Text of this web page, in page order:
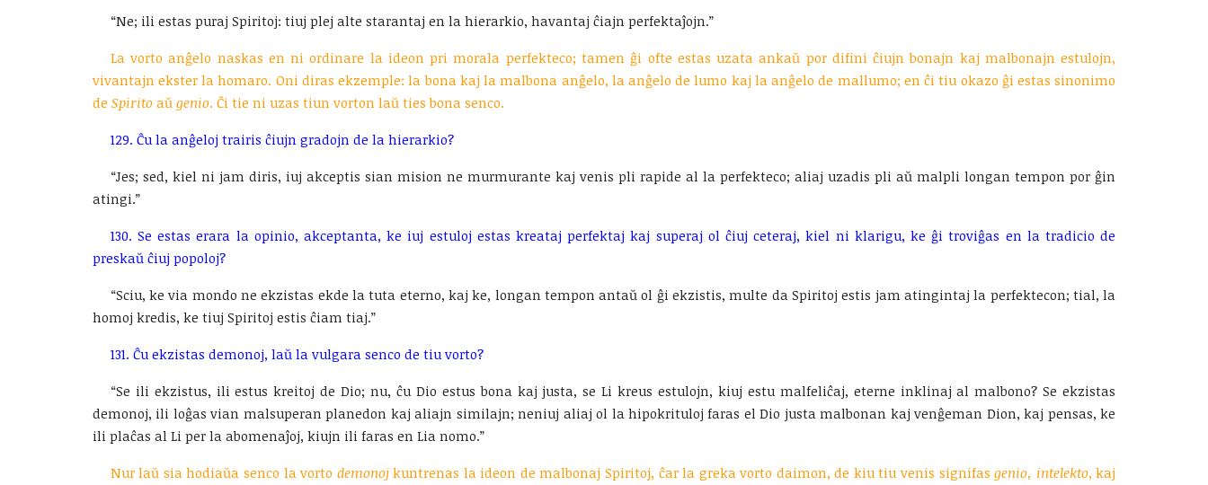
“Ne; ili estas puraj Spiritoj: tiuj plej alte starantaj en la hierarkio, havantaj ĉiajn perfektaĵojn.”
La vortoanĝelo naskas en ni ordinare la ideon pri morala perfekteco; tamen ĝi ofte estas uzata ankaŭ por difini ĉiujn bonajn kaj malbonajn estulojn,
vivantajn ekster la homaro. Oni diras ekzemple: la bona kaj la malbona anĝelo, la anĝelo de lumo kaj la anĝelo de mallumo; en ĉi tiu okazo ĝi estas sinonimo
de Spiritoaŭ genio. Ĉi tie ni uzas tiun vorton laŭ ties bona senco.
129. Ĉu la anĝeloj trairis ĉiujn gradojn de la hierarkio?
“Jes; sed, kiel ni jam diris, iuj akceptis sian mision ne murmurante kaj venis pli rapide al la perfekteco; aliaj uzadis pli aŭ malpli longan tempon por ĝin
atingi.”
130. Se estas erara la opinio, akceptanta, ke iuj estuloj estas kreataj perfektaj kaj superaj ol ĉiuj ceteraj, kiel ni klarigu, ke ĝi troviĝas en la tradicio de
preskaŭ ĉiuj popoloj?
“Sciu, ke via mondo ne ekzistas ekde la tuta eterno, kaj ke, longan tempon antaŭ ol ĝi ekzistis, multe da Spiritoj estis jam atingintaj la perfektecon; tial, la
homoj kredis, ke tiuj Spiritoj estis ĉiam tiaj.”
131. Ĉu ekzistas demonoj, laŭ la vulgara senco de tiu vorto?
“Se ili ekzistus, ili estus kreitoj de Dio; nu, ĉu Dio estus bona kaj justa, se Li kreus estulojn, kiuj estu malfeliĉaj, eterne inklinaj al malbono? Se ekzistas
demonoj, ili loĝas vian malsuperan planedon kaj aliajn similajn; neniuj aliaj ol la hipokrituloj faras el Dio justa malbonan kaj venĝeman Dion, kaj pensas, ke
ili plaĉas al Li per la abomenaĵoj, kiujn ili faras en Lia nomo.”
Nur laŭ sia hodiaŭa senco la vorto demonojkuntrenas la ideon de malbonaj Spiritoj, ĉar la greka vorto daimon, de kiu tiu venis signifasgenio, intelekto, kaj